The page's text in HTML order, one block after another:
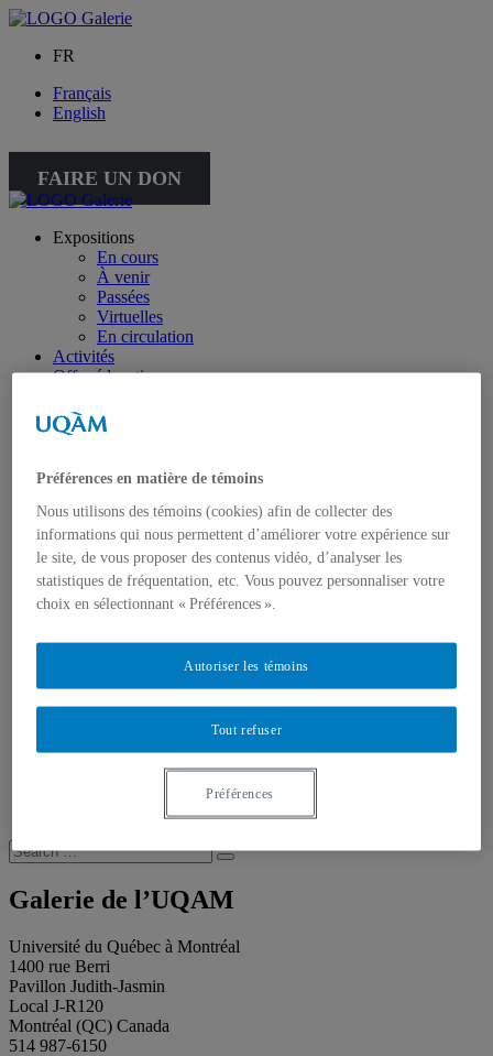
FR
Français
English
FAIRE UN DON
Expositions
En cours
À venir
Passées
Virtuelles
En circulation
Activités
Offre éducative
Collection
Collection spéciale : petite collection
À propos de la petite collection
Toutes les publications
À propos des publications
À propos des Éditions les petits carnets
Actualités
À propos
Accessibilité
Équipe
Proposition de projet
Plan des salles
Salle de presse
Recherche placeholder
Search
for:
Search
Galerie de l’UQAM
Université du Québec à Montréal
1400 rue Berri
Pavillon Judith-Jasmin
Local J-R120
Montréal (QC) Canada
514 987-6150
Préférences en matière de témoins
Nous utilisons des témoins (cookies) afin de collecter des
informations qui nous permettent d’améliorer votre expérience sur
le site, de vous proposer des contenus vidéo, d’analyser les
statistiques de fréquentation, etc. Vous pouvez personnaliser votre
choix en sélectionnant « Préférences ».
Tout refuser
Autoriser les témoins
Préférences